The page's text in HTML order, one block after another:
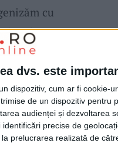
dvs. este
dispozitiv, cum ar fi cookie-
de un dispozitiv pentru
audienței și dezvoltarea
precise de
prelucrarea realizată de
cu
dacă ei au
până în
să stea
jucătorii.
trebuie